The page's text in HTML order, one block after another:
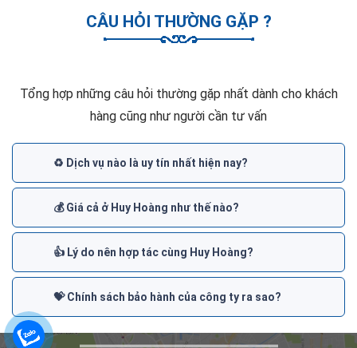
CÂU HỎI THƯỜNG GẶP ?
Tổng hợp những câu hỏi thường gặp nhất dành cho khách
hàng cũng như người cần tư vấn
♻️ Dịch vụ nào là uy tín nhất hiện nay?
💰 Giá cả ở Huy Hoàng như thế nào?
👍 Lý do nên hợp tác cùng Huy Hoàng?
💝 Chính sách bảo hành của công ty ra sao?